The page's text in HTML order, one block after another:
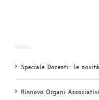
News
Speciale Docenti: le
Rinnovo Organi